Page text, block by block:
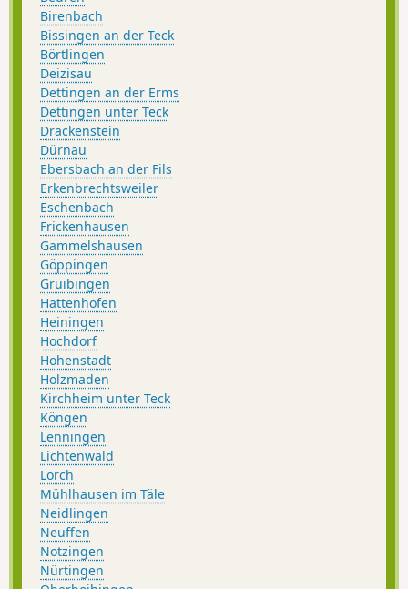
Birenbach
Bissingen an der Teck
Börtlingen
Deizisau
Dettingen an der Erms
Dettingen unter Teck
Drackenstein
Dürnau
Ebersbach an der Fils
Erkenbrechtsweiler
Eschenbach
Frickenhausen
Gammelshausen
Göppingen
Gruibingen
Hattenhofen
Heiningen
Hochdorf
Hohenstadt
Holzmaden
Kirchheim unter Teck
Köngen
Lenningen
Lichtenwald
Lorch
Mühlhausen im Täle
Neidlingen
Neuffen
Notzingen
Nürtingen